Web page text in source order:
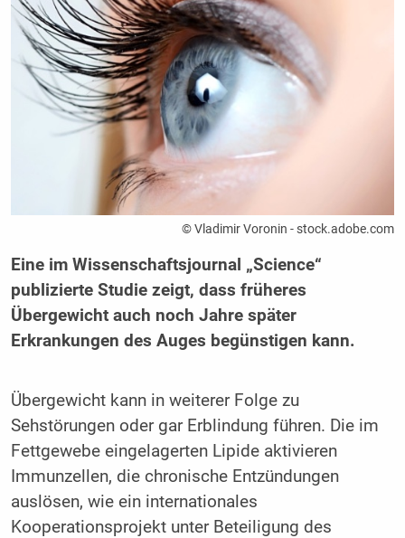
© Vladimir Voronin - stock.adobe.com
Eine im Wissenschaftsjournal „Science“
publizierte Studie zeigt, dass früheres
Übergewicht auch noch Jahre später
Erkrankungen des Auges begünstigen kann.
Übergewicht kann in weiterer Folge zu
Sehstörungen oder gar Erblindung führen. Die im
Fettgewebe eingelagerten Lipide aktivieren
Immunzellen, die chronische Entzündungen
auslösen, wie ein internationales
Kooperationsprojekt unter Beteiligung des